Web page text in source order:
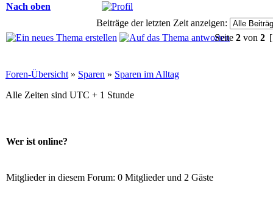
Nach oben
Beiträge der letzten Zeit anzeigen:
Seite 2 von 2
Foren-Übersicht » Sparen » Sparen im Alltag
Alle Zeiten sind UTC + 1 Stunde
Wer ist online?
Mitglieder in diesem Forum: 0 Mitglieder und 2 Gäste